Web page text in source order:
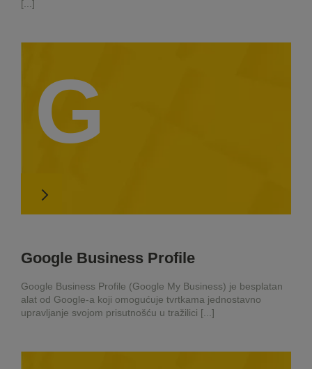
[...]
G
Google Business Profile
Google Business Profile (Google My Business) je besplatan
alat od Google-a koji omogućuje tvrtkama jednostavno
upravljanje svojom prisutnošću u tražilici [...]